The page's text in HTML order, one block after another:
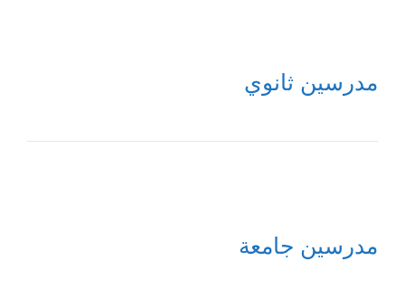
مدرسين ثانوي
مدرسين جامعة